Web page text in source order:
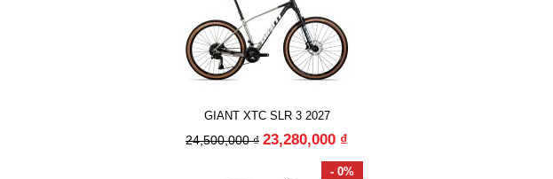
GIANT XTC SLR 3 2027
24,500,000 ₫ 23,280,000 ₫
- 0%